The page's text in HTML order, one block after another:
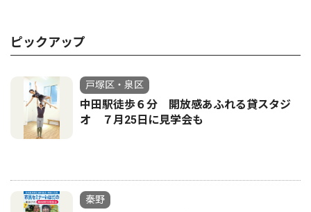
ピックアップ
戸塚区・泉区
中田駅徒歩６分 開放感あふれる貸スタジ
オ ７月25日に見学会も
秦野